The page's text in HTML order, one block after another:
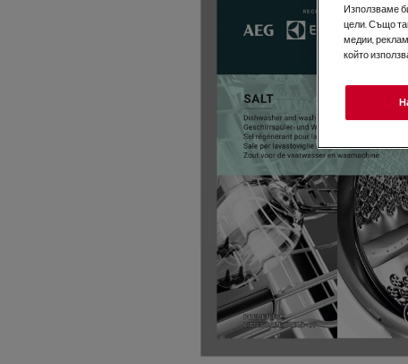
Използваме
цели. Също
медии,
който